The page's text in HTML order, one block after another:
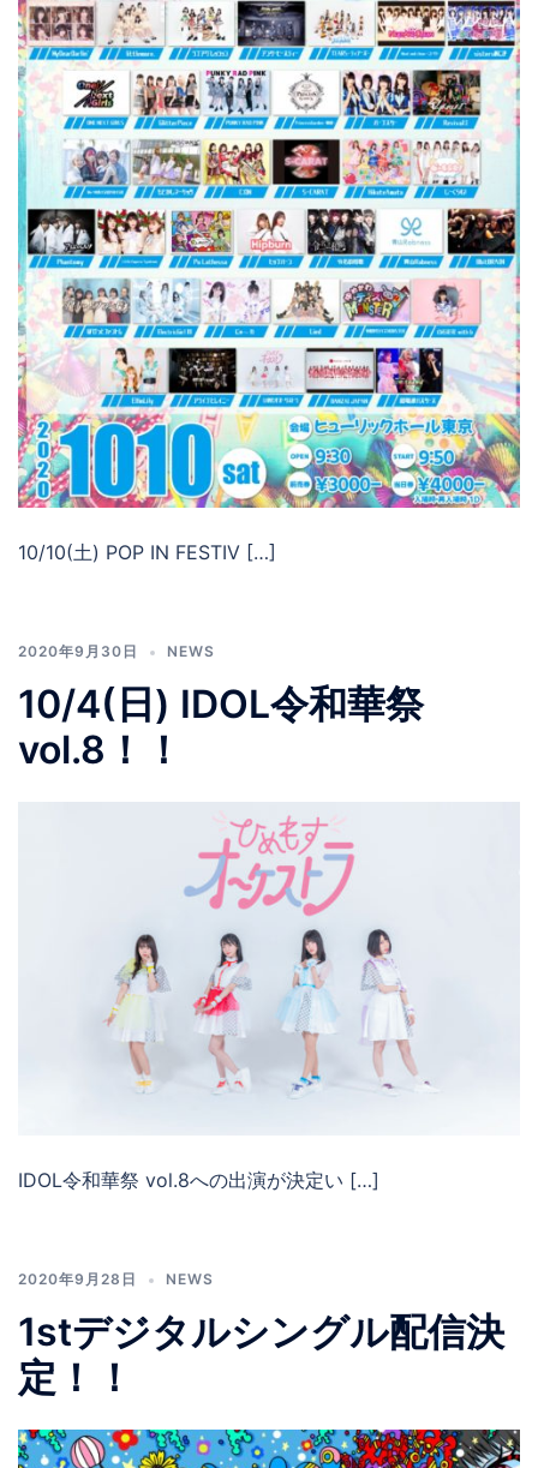
10/10(土) POP IN FESTIV […]
2020年9月30日 NEWS
10/4(日) IDOL令和華祭
vol.8！！
IDOL令和華祭 vol.8への出演が決定い […]
2020年9月28日 NEWS
1stデジタルシングル配信決
定！！